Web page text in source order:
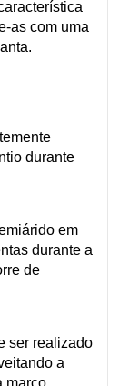
as com uma
durante
em
durante a
de
ser realizado
a